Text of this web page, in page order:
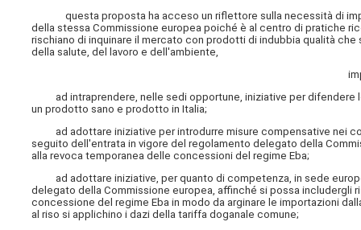
questa proposta ha acceso un riflettore sulla necessità di
della stessa Commissione europea poiché è al centro di pratiche
rischiano di inquinare il mercato con prodotti di indubbia qualità
della salute, del lavoro e dell'ambiente,
ad intraprendere, nelle sedi opportune, iniziative per difendere
un prodotto sano e prodotto in Italia;
ad adottare iniziative per introdurre misure compensative nei
seguito dell'entrata in vigore del regolamento delegato della
alla revoca temporanea delle concessioni del regime Eba;
ad adottare iniziative, per quanto di competenza, in sede
delegato della Commissione europea, affinché si possa
concessione del regime Eba in modo da arginare le importazioni
al riso si applichino i dazi della tariffa doganale comune;